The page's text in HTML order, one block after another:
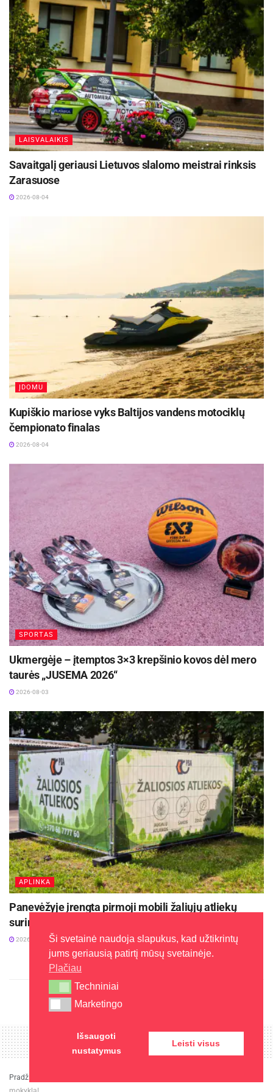
Žymos: Panevėžio sporto centras
LAISVALAIKIS
Savaitgalį geriausi Lietuvos slalomo meistrai rinksis
Zarasuose
2026-08-04
ĮDOMU
Kupiškio mariose vyks Baltijos vandens motociklų
čempionato finalas
2026-08-04
SPORTAS
Ukmergėje – įtemptos 3×3 krepšinio kovos dėl mero
taurės „JUSEMA 2026“
2026-08-03
APLINKA
Panevėžyje įrengta pirmoji mobili žaliųjų atliekų
surinkimo stotelė
2026-08-03
Pradžia
Ši svetainė naudoja slapukus, kad užtikrintų
jums geriausią patirtį mūsų svetainėje.
Plačiau
Techniniai
Techniniai
Marketingo
Marketingo
Išsaugoti
nustatymus
Leisti visus